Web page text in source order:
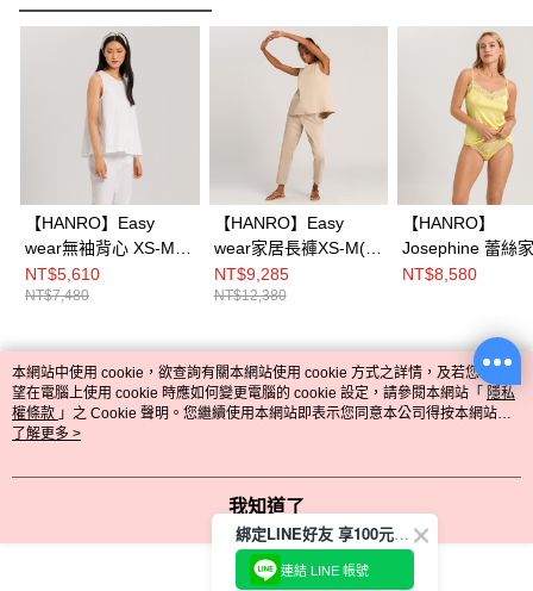
【HANRO】Easy
wear無袖背心 XS-M
(白)
NT$5,610
NT$7,480
【HANRO】Easy
wear家居長褲XS-M(黃
沙)
NT$9,285
NT$12,380
【HANRO】
Josephine 蕾絲
心 XS-L (明亮黃)
NT$8,580
熱門標籤
本網站中使用 cookie，欲查詢有關本網站使用 cookie 方式之詳情，及若您不希
望在電腦上使用 cookie 時應如何變更電腦的 cookie 設定，請參閱本網站「 隱私
權條款 」之 Cookie 聲明。您繼續使用本網站即表示您同意本公司得按本網站使
用條款之 Cookie 聲明使用 cookie。
了解更多 >
我知道了
綁定LINE好友 享100元折價券
連結 LINE 帳號